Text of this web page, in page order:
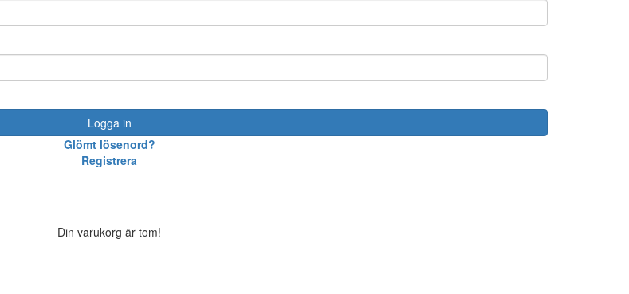
Logga in
Glömt lösenord?
Registrera
Din varukorg är tom!